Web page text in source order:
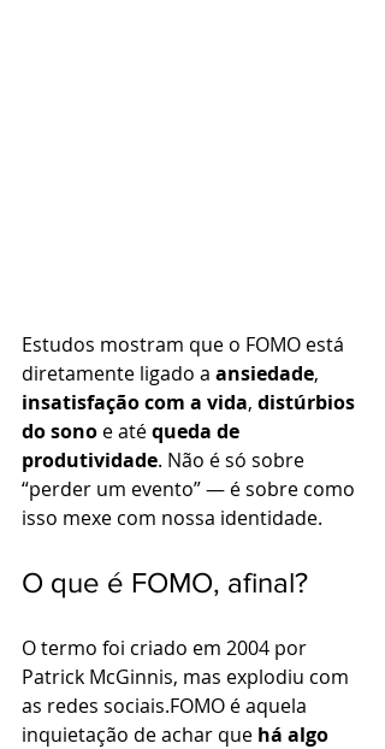
Estudos mostram que o FOMO está
diretamente ligado a ansiedade,
insatisfação com a vida, distúrbios
do sono e até queda de
produtividade. Não é só sobre
“perder um evento” — é sobre como
isso mexe com nossa identidade.
O que é FOMO, afinal?
O termo foi criado em 2004 por
Patrick McGinnis, mas explodiu com
as redes sociais.FOMO é aquela
inquietação de achar que há algo